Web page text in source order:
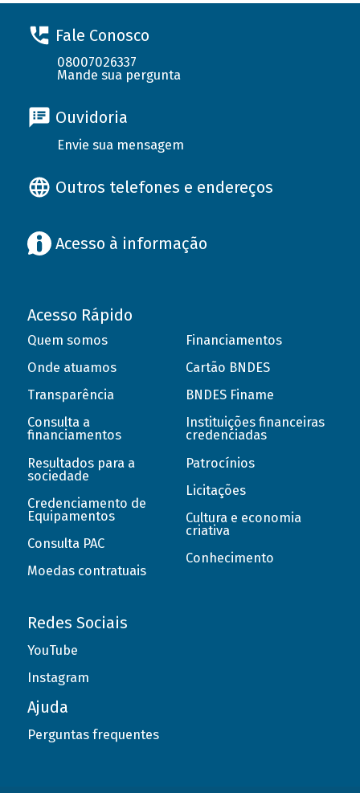
Fale Conosco
08007026337
Mande sua pergunta
Ouvidoria
Envie sua mensagem
Outros telefones e endereços
Acesso à informação
Acesso Rápido
Quem somos
Onde atuamos
Transparência
Consulta a
financiamentos
Resultados para a
sociedade
Credenciamento de
Equipamentos
Consulta PAC
Moedas contratuais
Financiamentos
Cartão BNDES
BNDES Finame
Instituições financeiras
credenciadas
Patrocínios
Licitações
Cultura e economia
criativa
Conhecimento
Redes Sociais
YouTube
Instagram
Ajuda
Perguntas frequentes